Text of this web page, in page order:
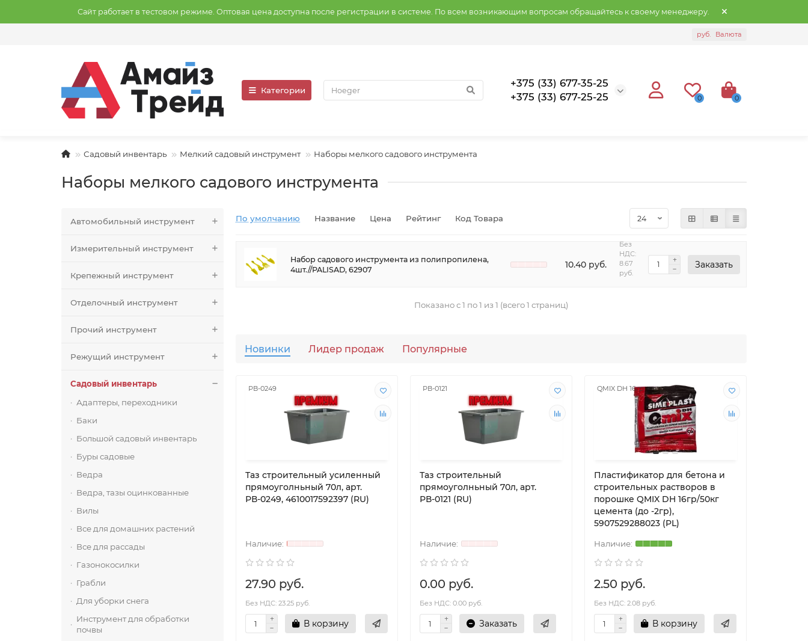
Сайт работает в тестовом режиме. Оптовая цена доступна после регистрации в системе. По всем возникающим вопросам обращайтесь к своему менеджеру.
руб. Валюта
Категории
+375 (33) 677-35-25
+375 (33) 677-25-25
0 0
Садовый инвентарь Мелкий садовый инструмент Наборы мелкого садового инструмента
Наборы мелкого садового инструмента
Автомобильный инструмент
Измерительный инструмент
Крепежный инструмент
Отделочный инструмент
Прочий инструмент
Режущий инструмент
Садовый инвентарь
Адаптеры, переходники
Баки
Большой садовый инвентарь
Буры садовые
Ведра
Ведра, тазы оцинкованные
Вилы
Все для домашних растений
Все для рассады
Газонокосилки
Грабли
Для уборки снега
Инструмент для обработки
почвы
По умолчанию Название Цена Рейтинг Код Товара
Набор садового инструмента из полипропилена,
4шт.//PALISAD, 62907
10.40 руб.
Без
НДС:
8.67
руб.
Заказать
Показано с 1 по 1 из 1 (всего 1 страниц)
Новинки Лидер продаж Популярные
РВ-0249
Таз строительный усиленный
прямоуголньный 70л, арт.
РВ-0249, 4610017592397 (RU)
27.90 руб.
Без НДС: 23.25 руб.
В корзину
РВ-0121
Таз строительный
прямоуголньный 70л, арт.
РВ-0121 (RU)
0.00 руб.
Без НДС: 0.00 руб.
Заказать
QMIX DH 16гр
Пластификатор для бетона и
строительных растворов в
порошке QMIX DH 16гр/50кг
цемента (до -2гр),
5907529288023 (PL)
2.50 руб.
Без НДС: 2.08 руб.
В корзину